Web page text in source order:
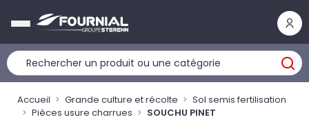
Accueil Grande culture et récolte
Sol semis fertilisation
Pièces usure charrues
SOUCHU PINET